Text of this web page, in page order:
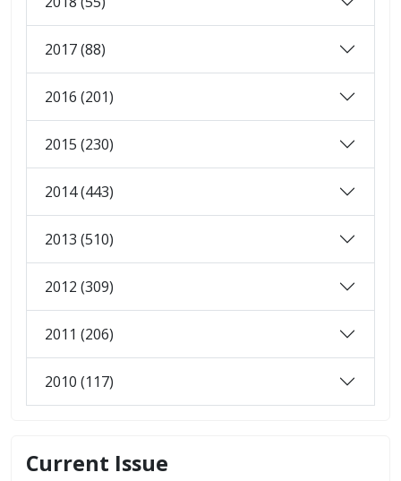
2017 (88)
2016 (201)
2015 (230)
2014 (443)
2013 (510)
2012 (309)
2011 (206)
2010 (117)
Current Issue